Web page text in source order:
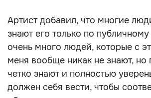
Артист добавил, что многие
знают его только по публичному
очень много людей, которые с
меня вообще никак не знают, но
четко знают и полностью
должен себя вести, чтобы